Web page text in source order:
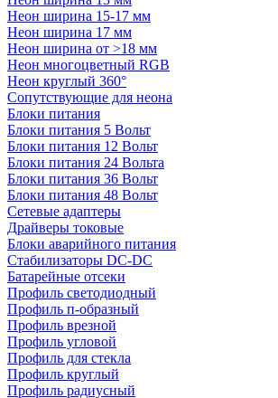
Неон ширина 15-17 мм
Неон ширина 17 мм
Неон ширина от >18 мм
Неон многоцветный RGB
Неон круглый 360°
Сопутствующие для неона
Блоки питания
Блоки питания 5 Вольт
Блоки питания 12 Вольт
Блоки питания 24 Вольта
Блоки питания 36 Вольт
Блоки питания 48 Вольт
Сетевые адаптеры
Драйверы токовые
Блоки аварийного питания
Стабилизаторы DC-DC
Батарейные отсеки
Профиль светодиодный
Профиль п-образный
Профиль врезной
Профиль угловой
Профиль для стекла
Профиль круглый
Профиль радиусный